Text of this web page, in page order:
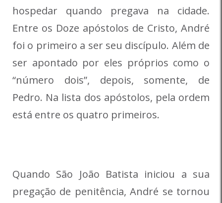
hospedar quando pregava na cidade.
Entre os Doze apóstolos de Cristo, André
foi o primeiro a ser seu discípulo. Além de
ser apontado por eles próprios como o
“número dois”, depois, somente, de
Pedro. Na lista dos apóstolos, pela ordem
está entre os quatro primeiros.
Quando São João Batista iniciou a sua
pregação de penitência, André se tornou